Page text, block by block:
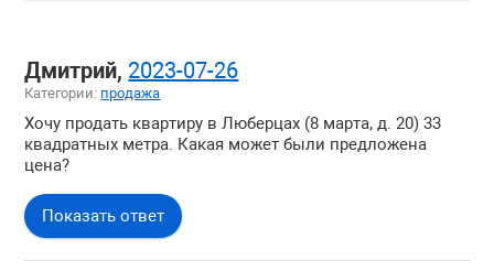
Дмитрий, 2023-07-26
Категории: продажа
Хочу продать квартиру в Люберцах (8 марта, д. 20) 33
квадратных метра. Какая может были предложена
цена?
Показать ответ